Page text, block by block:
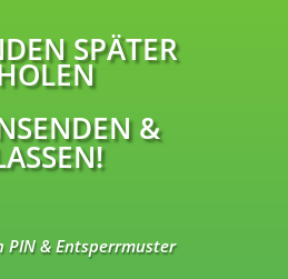
SPÄTER
&
& Entsperrmuster